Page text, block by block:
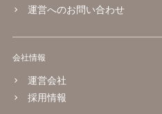
運営へのお問い合わせ
会社情報
運営会社
採用情報